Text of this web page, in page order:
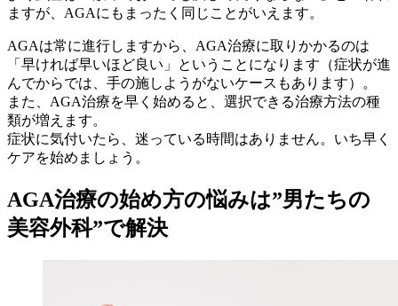
ますが、AGAにもまったく同じことがいえます。
AGAは常に進行しますから、AGA治療に取りかかるのは
「早ければ早いほど良い」ということになります（症状が進
んでからでは、手の施しようがないケースもあります）。
また、AGA治療を早く始めると、選択できる治療方法の種
類が増えます。
症状に気付いたら、迷っている時間はありません。いち早く
ケアを始めましょう。
AGA治療の始め方の悩みは”男たちの
美容外科”で解決